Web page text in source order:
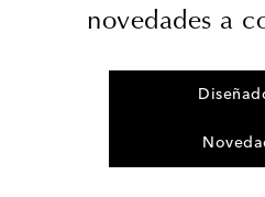
novedades a